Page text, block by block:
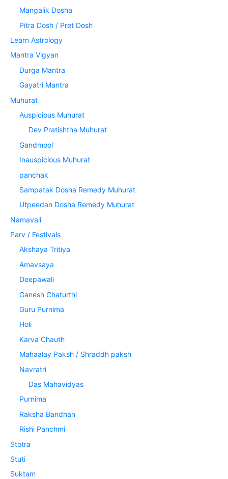
Mangalik Dosha
Pitra Dosh / Pret Dosh
Learn Astrology
Mantra Vigyan
Durga Mantra
Gayatri Mantra
Muhurat
Auspicious Muhurat
Dev Pratishtha Muhurat
Gandmool
Inauspicious Muhurat
panchak
Sampatak Dosha Remedy Muhurat
Utpeedan Dosha Remedy Muhurat
Namavali
Parv / Festivals
Akshaya Tritiya
Amavsaya
Deepawali
Ganesh Chaturthi
Guru Purnima
Holi
Karva Chauth
Mahaalay Paksh / Shraddh paksh
Navratri
Das Mahavidyas
Purnima
Raksha Bandhan
Rishi Panchmi
Stotra
Stuti
Suktam